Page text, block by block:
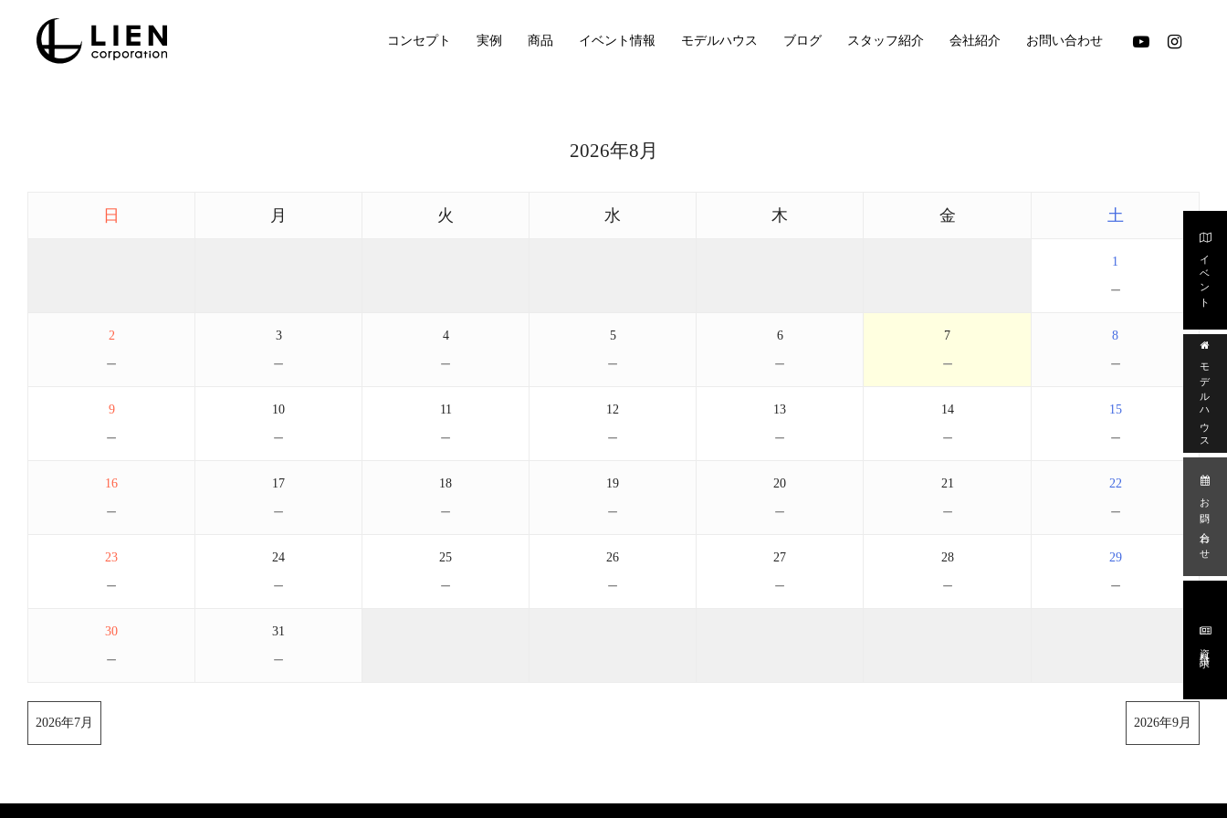
コンセプト 実例 商品 イベント情報 モデルハウス ブログ スタッフ紹介 会社紹介 お問い合わせ youtube instagram
イベント
モデルハウス
お問い合わせ
資料請求
2026年8月
日 月 火 水 木 金 土
1
－
2
－
3
－
4
－
5
－
6
－
7
－
8
－
9
－
10
－
11
－
12
－
13
－
14
－
15
－
16
－
17
－
18
－
19
－
20
－
21
－
22
－
23
－
24
－
25
－
26
－
27
－
28
－
29
－
30
－
31
－
2026年7月 2026年9月